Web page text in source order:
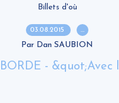
Billets d'où
03.08.2015 …
Par Dan SAUBION